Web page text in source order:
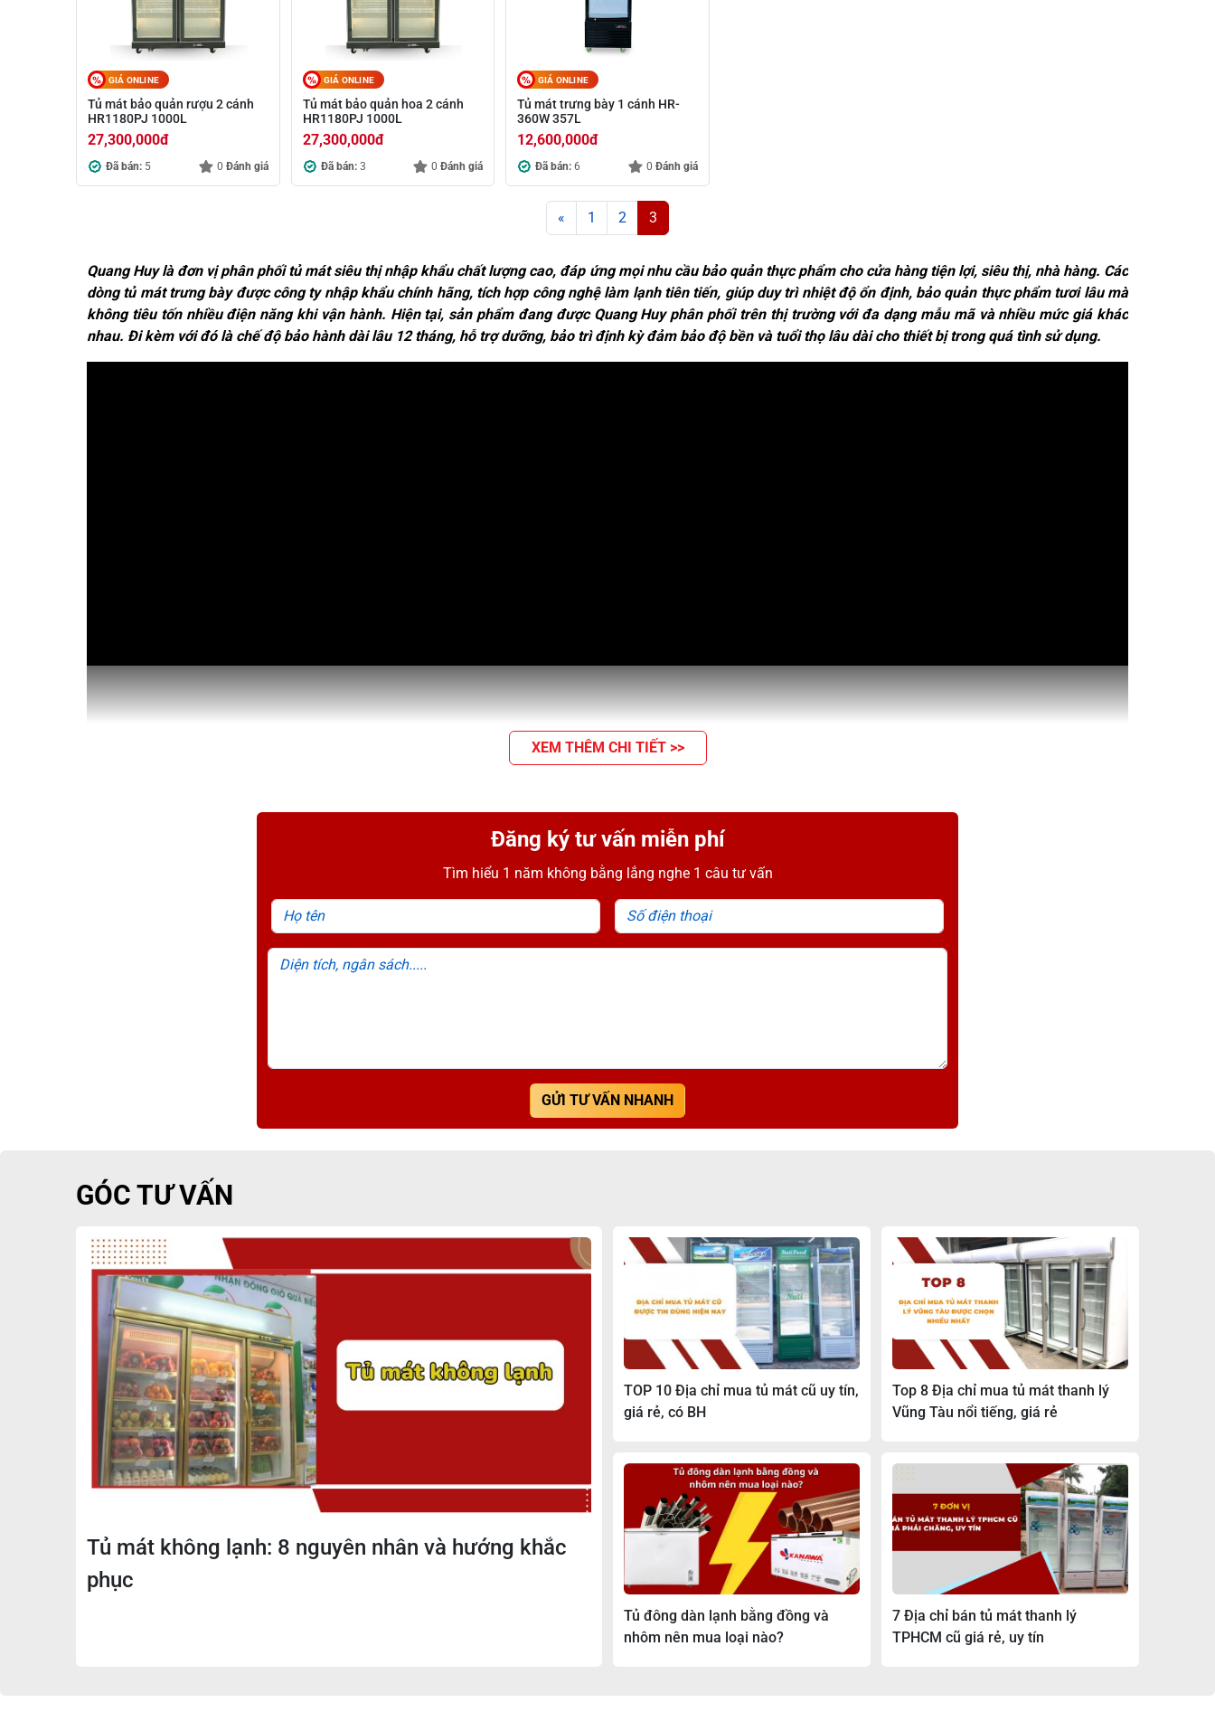
GIÁ ONLINE
Tủ mát bảo quản rượu 2 cánh
HR1180PJ 1000L
27,300,000đ
Đã bán: 5 0 Đánh giá
GIÁ ONLINE
Tủ mát bảo quản hoa 2 cánh
HR1180PJ 1000L
27,300,000đ
Đã bán: 3 0Đánh giá
GIÁ ONLINE
Tủ mát trưng bày 1 cánh HR-
360W 357L
12,600,000đ
Đã bán:6 0 Đánh giá
« 1 2 3
Quang Huy là đơn vị phân phối tủ mát siêu thị nhập khẩu chất lượng cao, đáp ứng mọi nhu cầu bảo quản thực phẩm cho cửa hàng tiện lợi, siêu thị, nhà hàng. Các
dòng tủ mát trưng bày được công ty nhập khẩu chính hãng, tích hợp công nghệ làm lạnh tiên tiến, giúp duy trì nhiệt độ ổn định, bảo quản thực phẩm tươi lâu mà
không tiêu tốn nhiều điện năng khi vận hành. Hiện tại, sản phẩm đang được Quang Huy phân phối trên thị trường với đa dạng mẫu mã và nhiều mức giá khác
nhau. Đi kèm với đó là chế độ bảo hành dài lâu 12 tháng, hỗ trợ dưỡng, bảo trì định kỳ đảm bảo độ bền và tuổi thọ lâu dài cho thiết bị trong quá tình sử dụng.
Lợi ích khi sử dụng tủ mát siêu thị
Bảo quản thực phẩm tươi lâu nhờ áp dụng công nghệ Ultra Cooling hiện đại giúp duy trì nhiệt độ ổn định từ 0 – 10 độ C.
Thiết kế kính cửa kính cường lực Low-E bảo vệ thực phẩm tối ưu, ngăn chặn tia UV làm ảnh hưởng tới chất lượng thực phẩm.
và ánh sáng LED giúp sản phẩm trông bắt mắt, tăng hiệu quả kinh doanh.
Công nghệ làm lạnh tiên tiến từ dàn lạnh đồng kết hợp sử dụng gas R290a/R134a thân thiện môi trường, giúp giảm tiêu thụ điện.
Lợi ích khi sử dụng tủ mát siêu thị
Đặc điểm của tủ mát siêu thị do Quang Huy phân phối
XEM THÊM CHI TIẾT >>
Đăng ký tư vấn miễn phí
Tìm hiểu 1 năm không bằng lắng nghe 1 câu tư vấn
GỬI TƯ VẤN NHANH
GÓC TƯ VẤN
Tủ mát không lạnh: 8 nguyên nhân và hướng khắc
phục
TOP 10 Địa chỉ mua tủ mát cũ uy tín,
giá rẻ, có BH
Top 8 Địa chỉ mua tủ mát thanh lý
Vũng Tàu nổi tiếng, giá rẻ
Tủ đông dàn lạnh bằng đồng và
nhôm nên mua loại nào?
7 Địa chỉ bán tủ mát thanh lý
TPHCM cũ giá rẻ, uy tín